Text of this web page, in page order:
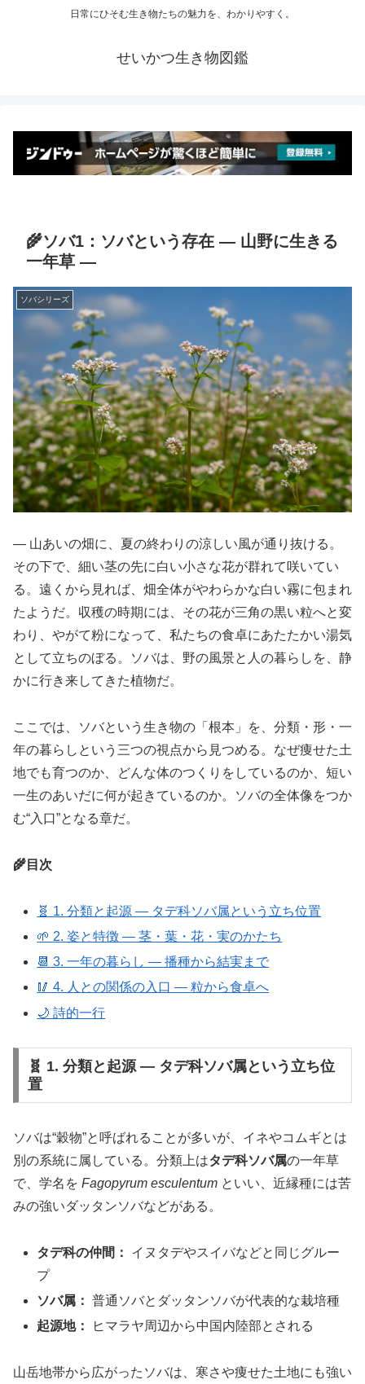
日常にひそむ生き物たちの魅力を、わかりやすく。
せいかつ生き物図鑑
🌾ソバ1：ソバという存在 ― 山野に生きる
一年草 ―
ソバシリーズ
― 山あいの畑に、夏の終わりの涼しい風が通り抜ける。
その下で、細い茎の先に白い小さな花が群れて咲いてい
る。遠くから見れば、畑全体がやわらかな白い霧に包まれ
たようだ。収穫の時期には、その花が三角の黒い粒へと変
わり、やがて粉になって、私たちの食卓にあたたかい湯気
として立ちのぼる。ソバは、野の風景と人の暮らしを、静
かに行き来してきた植物だ。
ここでは、ソバという生き物の「根本」を、分類・形・一
年の暮らしという三つの視点から見つめる。なぜ痩せた土
地でも育つのか、どんな体のつくりをしているのか、短い
一生のあいだに何が起きているのか。ソバの全体像をつか
む“入口”となる章だ。
🌾目次
🧬 1. 分類と起源 ― タデ科ソバ属という立ち位置
🌱 2. 姿と特徴 ― 茎・葉・花・実のかたち
📆 3. 一年の暮らし ― 播種から結実まで
🥢 4. 人との関係の入口 ― 粒から食卓へ
🌙 詩的一行
🧬 1. 分類と起源 ― タデ科ソバ属という立ち位
置
ソバは“穀物”と呼ばれることが多いが、イネやコムギとは
別の系統に属している。分類上はタデ科ソバ属の一年草
で、学名を Fagopyrum esculentum といい、近縁種には苦
みの強いダッタンソバなどがある。
タデ科の仲間：
イヌタデやスイバなどと同じグルー
プ
ソバ属： 普通ソバとダッタンソバが代表的な栽培種
起源地：
ヒマラヤ周辺から中国内陸部とされる
山岳地帯から広がったソバは、寒さや痩せた土地にも強い